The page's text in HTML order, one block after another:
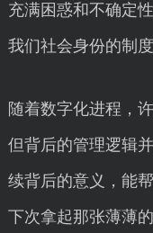
充满困惑和不确定
我们社会身份的制度
随着数字化进程，
但背后的管理逻辑
续背后的意义，能
下次拿起那张薄薄